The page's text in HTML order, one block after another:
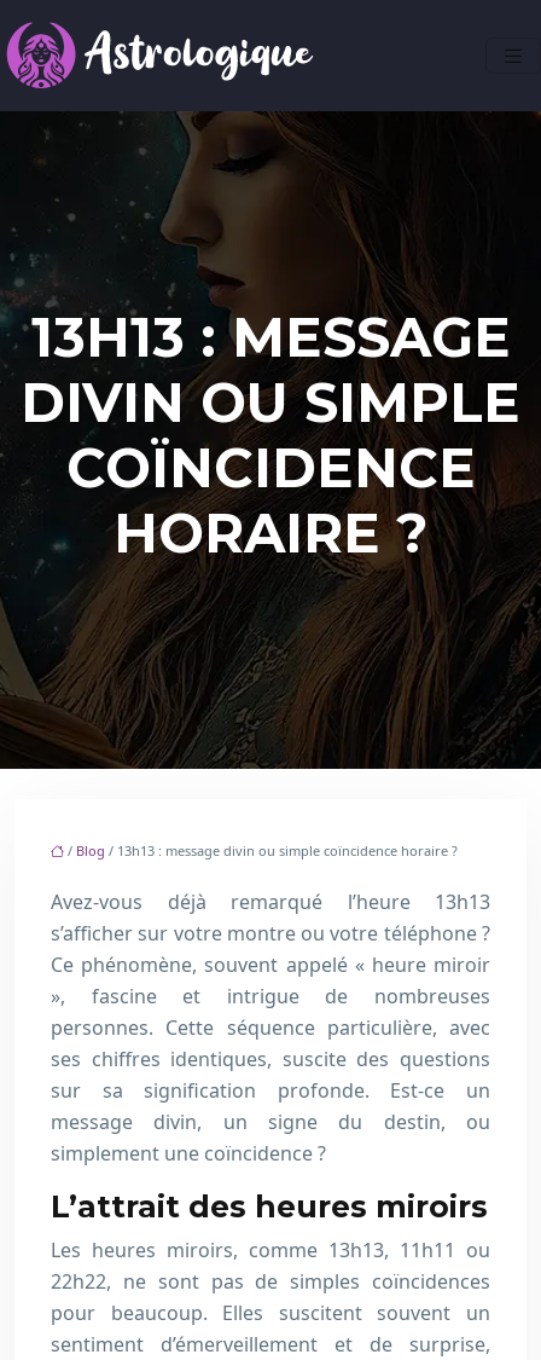
13H13 : MESSAGE
DIVIN OU SIMPLE
COÏNCIDENCE
HORAIRE ?
/ Blog / 13h13 : message divin ou simple coïncidence horaire ?
Avez-vous déjà remarqué l’heure 13h13
s’afficher sur votre montre ou votre téléphone ?
Ce phénomène, souvent appelé « heure miroir
», fascine et intrigue de nombreuses
personnes. Cette séquence particulière, avec
ses chiffres identiques, suscite des questions
sur sa signification profonde. Est-ce un
message divin, un signe du destin, ou
simplement une coïncidence ?
L’attrait des heures miroirs
Les heures miroirs, comme 13h13, 11h11 ou
22h22, ne sont pas de simples coïncidences
pour beaucoup. Elles suscitent souvent un
sentiment d’émerveillement et de surprise,